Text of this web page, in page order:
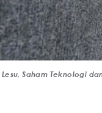
Saham Teknologi